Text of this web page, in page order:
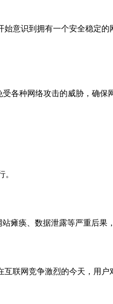
意识到拥有一个安全稳定的
各种网络攻击的威胁，确保
瘫痪、数据泄露等严重后果
联网竞争激烈的今天，用户